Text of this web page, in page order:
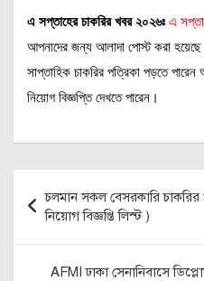
এ সপ্তাহের চাকরির খবর ২০২৬ঃ এ
আপনাদের জন্য আলাদা পোস্ট করা
সাপ্তাহিক চাকরির পত্রিকা পড়তে
নিয়োগ বিজ্ঞপ্তি দেখতে পারেন।
navigation
চলমান সকল বেসরকারি
নিয়োগ বিজ্ঞপ্তি লিস্ট )
AFMI ঢাকা সেনানিবাসে